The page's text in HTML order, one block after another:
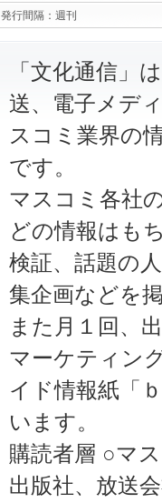
発行間隔： 週刊
「文化通信」
送、電子メデ
スコミ業界の
です。
マスコミ各社
どの情報はも
検証、話題の
集企画などを
また月１回、
マーケティン
イド情報紙「
います。
購読者層 ○マ
出版社、放送